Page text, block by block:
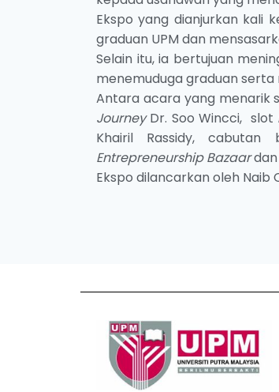
Ekspo yang dianjurkan kali
graduan UPM dan
Selain itu, ia bertujuan
menemuduga graduan serta
Antara acara yang menarik
JourneyDr. Soo Wincci, slot
Khairil Rassidy, cabutan
Entrepreneurship Bazaardan
Ekspo dilancarkan oleh Naib